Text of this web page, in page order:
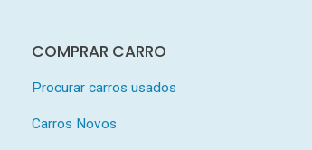
COMPRAR CARRO
Procurar carros usados
Carros Novos